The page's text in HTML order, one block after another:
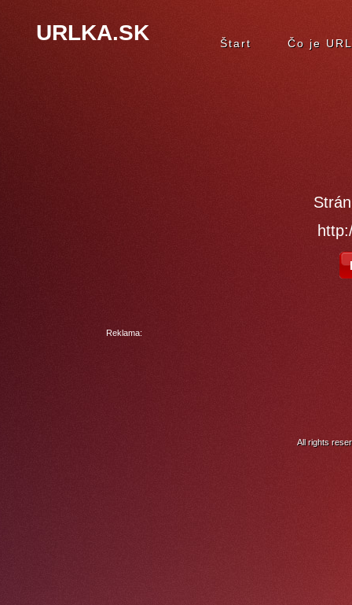
URLKA.SK Štart Čo je
Reklama:
All rights